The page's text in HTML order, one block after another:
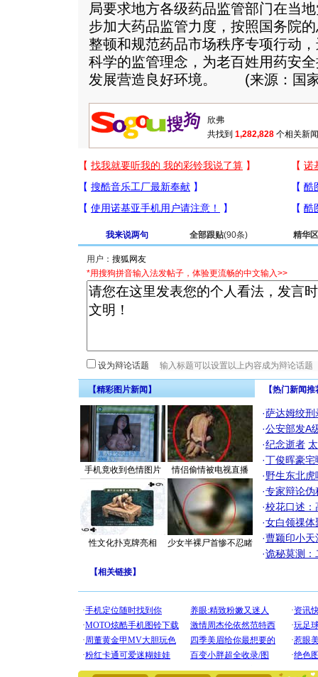
局要求地方各级药品监管部门在当
步加大药品监管力度，按照国务院
整顿和规范药品市场秩序专项行动
科学的监管理念，为老百姓用药安
发展营造良好环境。 (来源：国家
共找到 1,282,828 个相关新
我来说两句 全部跟贴(90条) 精华区
用户：
*用搜狗拼音输入法发帖子，体验更流畅的中文输入>>
设为辩论话题
【精彩图片新闻】
手机竟收到色情图片 情侣偷情被电视直播
性文化扑克牌亮相 少女半裸尸首惨不忍睹
【热门新闻
·萨达姆绞刑
·公安部发A
·纪念逝者
·丁俊晖豪
·野生东北
·专家辩论伪
·校花口述：
·女白领祼体
·曹颖印小天
·诡秘莫测：
【相关链接】
[圣诞节]
你太多
要平安
[圣诞节]
能正大光